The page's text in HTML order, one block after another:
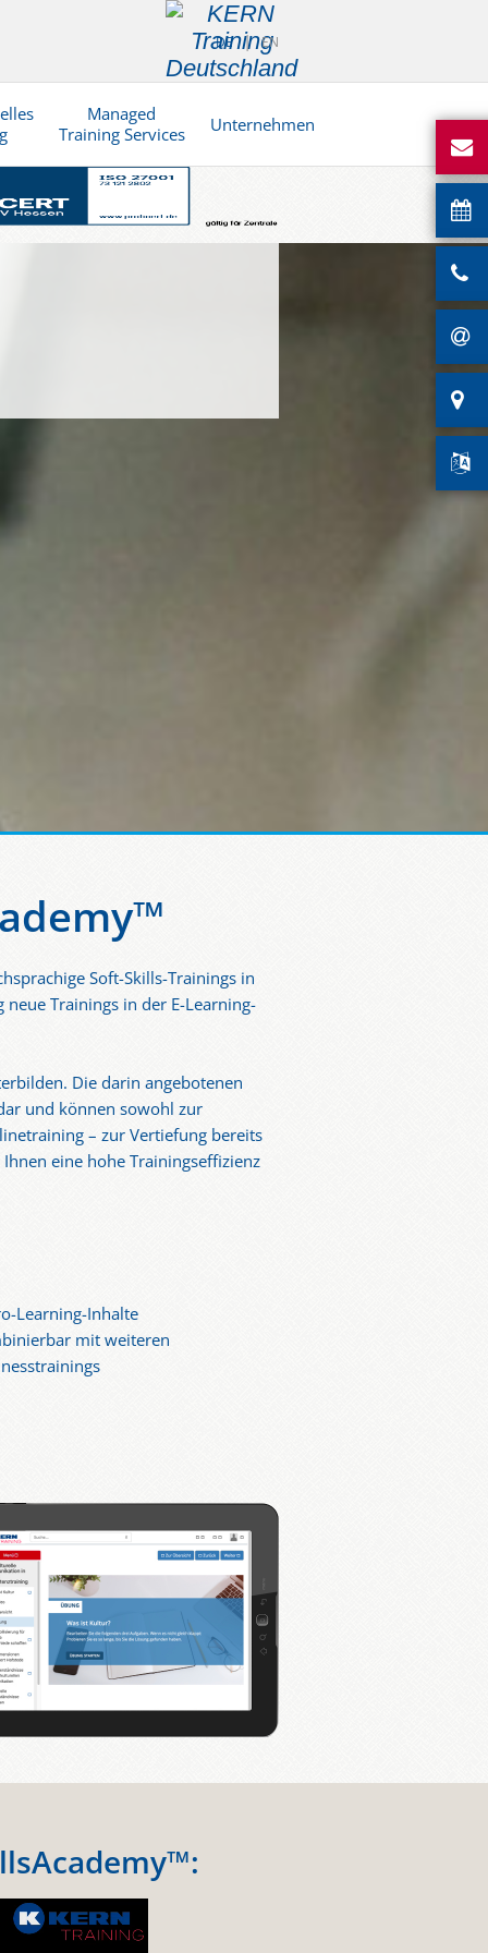
DE EN
Managed
Training Services
Unternehmen
Soft-Skills-Trainings in
Trainings in der E-Learning-
Die darin angebotenen
und können sowohl zur
– zur Vertiefung bereits
eine hohe Trainingseffizienz
Learning-Inhalte
mit weiteren